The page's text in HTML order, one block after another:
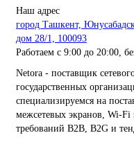
Наш адрес
город Ташкент,
дом 28/1, 100093
Работаем с 9:00 до 20:00,
Netora - поставщик
государственных
специализируемся на
межсетевых экранов, Wi-Fi
требований B2B, B2G и